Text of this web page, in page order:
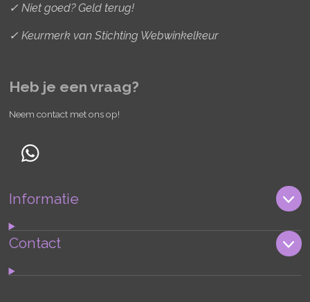
✓ Niet goed? Geld terug!
✓ Keurmerk van Stichting Webwinkelkeur
Heb je een vraag?
Neem contact met ons op!
W
a
s
Informatie
Contact